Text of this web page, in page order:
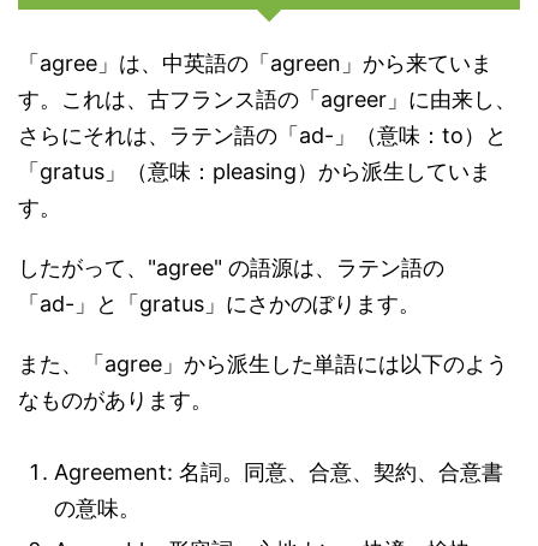
「agree」は、中英語の「agreen」から来ていま
す。これは、古フランス語の「agreer」に由来し、
さらにそれは、ラテン語の「ad-」（意味：to）と
「gratus」（意味：pleasing）から派生していま
す。
したがって、"agree" の語源は、ラテン語の
「ad-」と「gratus」にさかのぼります。
また、「agree」から派生した単語には以下のよう
なものがあります。
Agreement: 名詞。同意、合意、契約、合意書
の意味。